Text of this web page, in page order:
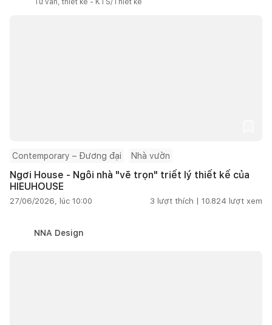
Tư vấn, thiết kế - KTS/Thiết kế
Contemporary – Đương đại Nhà vườn
Ngơi House - Ngôi nhà "vẽ trọn" triết lý thiết kế của
HIEUHOUSE
27/06/2026, lúc 10:00 3 lượt thích | 10.824 lượt xem
NNA Design